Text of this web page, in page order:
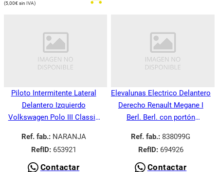
5,00€
Piloto Intermitente Lateral
Delantero Izquierdo
Volkswagen Polo III Classic
Ref. fab.:NARANJA
RefID:653921
Contactar
Elevalunas Electrico Delantero
Derecho Renault Megane I
Berl. Berl. con portón
Ref. fab.: 838099G
RefID:694926
Contactar